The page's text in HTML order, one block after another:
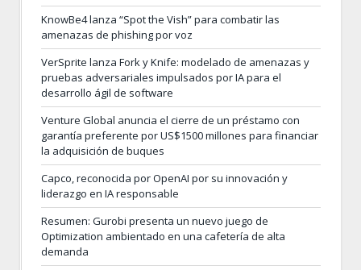
KnowBe4 lanza “Spot the Vish” para combatir las
amenazas de phishing por voz
VerSprite lanza Fork y Knife: modelado de amenazas y
pruebas adversariales impulsados por IA para el
desarrollo ágil de software
Venture Global anuncia el cierre de un préstamo con
garantía preferente por US$1500 millones para financiar
la adquisición de buques
Capco, reconocida por OpenAI por su innovación y
liderazgo en IA responsable
Resumen: Gurobi presenta un nuevo juego de
Optimization ambientado en una cafetería de alta
demanda